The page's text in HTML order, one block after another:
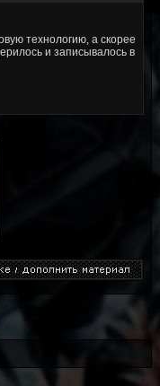
технологию, а скорее
и записывалось в